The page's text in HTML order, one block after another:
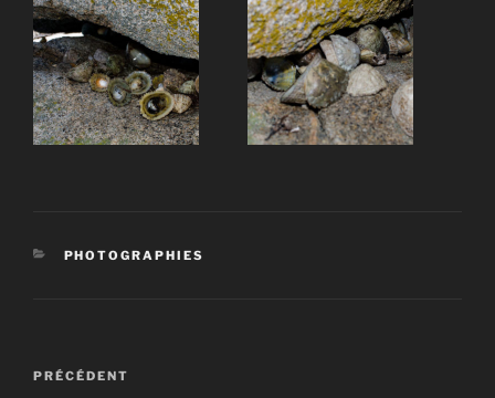
CATÉGORIES
PHOTOGRAPHIES
Navigation
Article
PRÉCÉDENT